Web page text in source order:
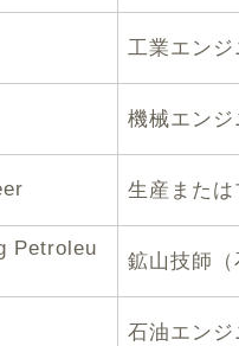
工業エンジ
機械エンジ
生産また
Petroleu
鉱山技師
石油エンジ